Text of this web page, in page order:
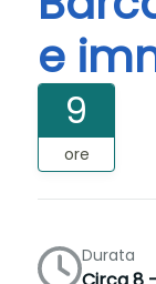
e
9
ore
Durata